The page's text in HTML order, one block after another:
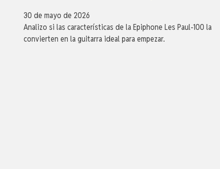
30 de mayo de 2026
Analizo si las características de la Epiphone Les Paul-100 la
convierten en la guitarra ideal para empezar.